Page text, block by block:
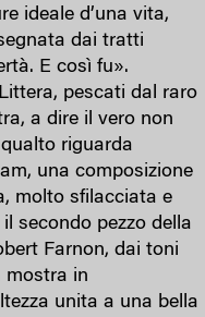
ideale d’una vita,
dai tratti
E così fu».
pescati dal raro
a dire il vero non
riguarda
una composizione
molto sfilacciata e
secondo pezzo della
Farnon, dai toni
mostra in
unita a una bella